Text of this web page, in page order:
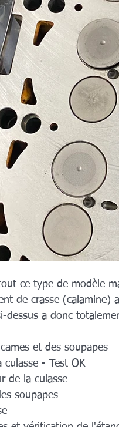
ce type de modèle
de crasse (calamine)
dessus a donc
et des soupapes
culasse - Test OK
de la culasse
soupapes